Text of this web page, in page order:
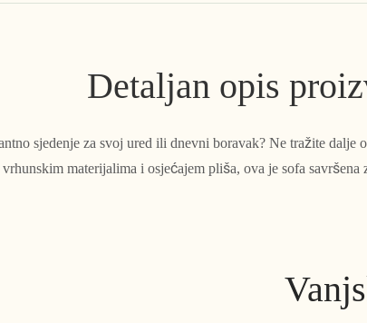
Detaljan opis
sjedenje za svoj ured ili dnevni boravak? Ne tražite dalje
materijalima i osjećajem pliša, ova je sofa